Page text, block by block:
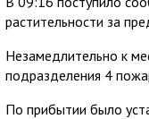
растительности за
Незамедлительно к
подразделения 4
По прибытии было